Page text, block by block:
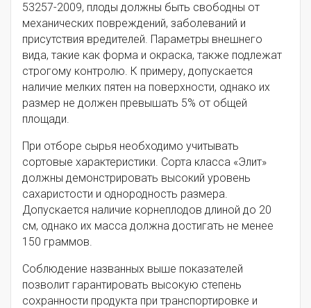
53257-2009, плоды должны быть свободны от
механических повреждений, заболеваний и
присутствия вредителей. Параметры внешнего
вида, такие как форма и окраска, также подлежат
строгому контролю. К примеру, допускается
наличие мелких пятен на поверхности, однако их
размер не должен превышать 5% от общей
площади.
При отборе сырья необходимо учитывать
сортовые характеристики. Сорта класса «Элит»
должны демонстрировать высокий уровень
сахаристости и однородность размера.
Допускается наличие корнеплодов длиной до 20
см, однако их масса должна достигать не менее
150 граммов.
Соблюдение названных выше показателей
позволит гарантировать высокую степень
сохранности продукта при транспортировке и